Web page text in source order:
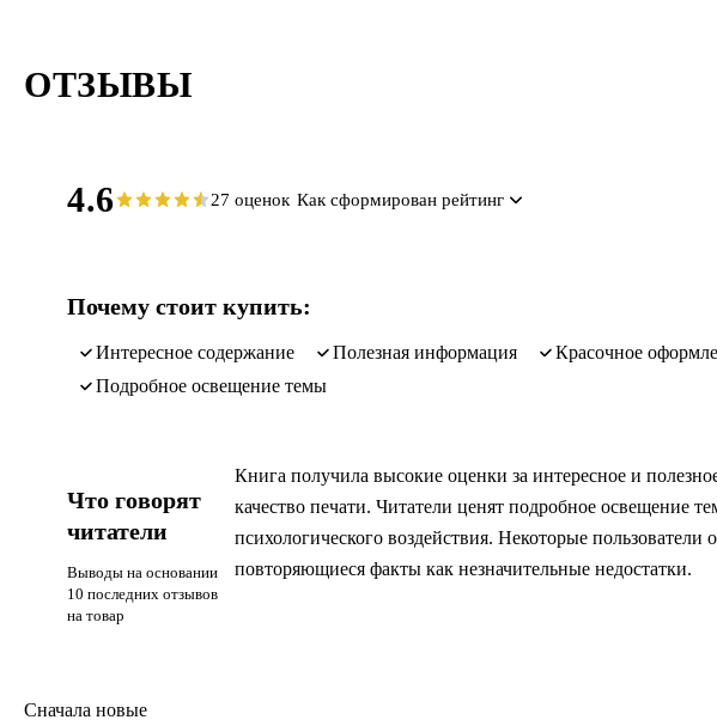
ОТЗЫВЫ
4.6 27 оценок Как сформирован рейтинг
Почему стоит купить:
интересное содержание полезная информация красочное
подробное освещение темы
Что говорят
читатели
Выводы на основании
10 последних отзывов
на товар
Книга получила высокие оценки за интересное и
качество печати. Читатели ценят подробное освещение
психологического воздействия. Некоторые
повторяющиеся факты как незначительные недостатки.
Сначала новые